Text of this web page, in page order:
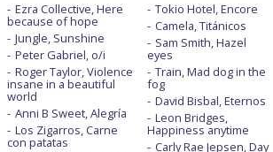
Ezra Collective, Here
because of hope
Jungle, Sunshine
Peter Gabriel, o/i
Roger Taylor, Violence
insane in a beautiful
world
Anni B Sweet, Alegría
Los Zigarros, Carne
con patatas
Tokio Hotel, Encore
Camela, Titánicos
Sam Smith, Hazel
eyes
Train, Mad dog in the
fog
David Bisbal, Eternos
Leon Bridges,
Happiness anytime
Carly Rae Jepsen, Day